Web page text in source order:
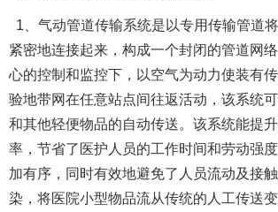
1、气动管道传输系统是以专用传输管道
紧密地连接起来，构成一个封闭的管道网
心的控制和监控下，以空气为动力使装有
验地带网在任意站点间往返活动，该系统
和其他轻便物品的自动传送。该系统能提
率，节省了医护人员的工作时间和劳动强
加有序，同时有效地避免了人员流动及接
染，将医院小型物品流从传统的人工传送